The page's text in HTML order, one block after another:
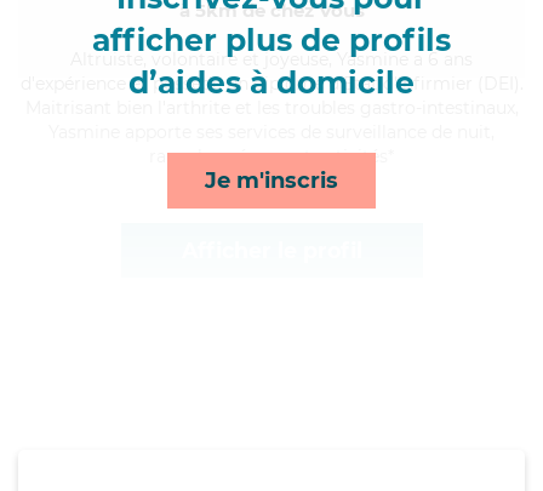
afficher plus de profils
d’aides à domicile
Je m'inscris
à 5km de chez Vous
, volontaire et joyeuse, Yasmine a 6 ans
d'expérience et possède un diplôme d'Etat d'infirmier (DEI).
rappels, ménage et activités*